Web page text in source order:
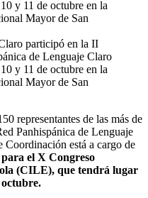
participó en la II
de Lenguaje Claro
y 11 de octubre en la
Mayor de San
representantes de las más de
Panhispánica de Lenguaje
está a cargo de
el X Congreso
(CILE), que tendrá lugar